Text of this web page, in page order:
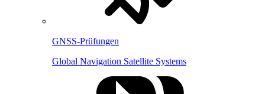
GNSS-Prüfungen
Global Navigation Satellite Systems